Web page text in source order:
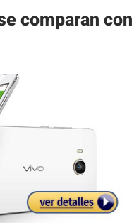
comparan con